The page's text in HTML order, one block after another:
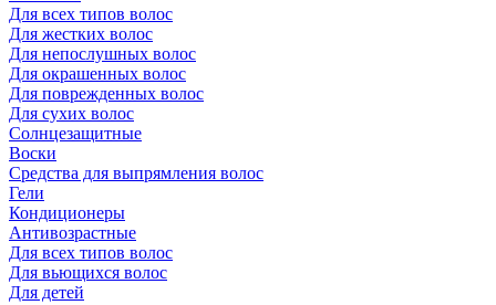
Для всех типов волос
Для жестких волос
Для непослушных волос
Для окрашенных волос
Для поврежденных волос
Для сухих волос
Солнцезащитные
Воски
Средства для выпрямления волос
Гели
Кондиционеры
Антивозрастные
Для всех типов волос
Для вьющихся волос
Для детей